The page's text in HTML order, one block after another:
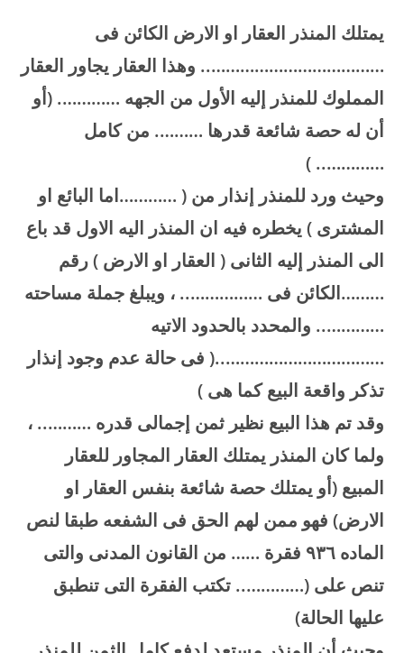
يمتلك المنذر العقار او الارض الكائن فى
……………………………….. وهذا العقار يجاور العقار
المملوك للمنذر إليه الأول من الجهه …………. (أو
أن له حصة شائعة قدرها ………. من كامل
………….. )
وحيث ورد للمنذر إنذار من ( …………اما البائع او
المشترى ) يخطره فيه ان المنذر اليه الاول قد باع
الى المنذر إليه الثانى ( العقار او الارض ) رقم
………الكائن فى …………….. ، ويبلغ جملة مساحته
………….. والمحدد بالحدود الاتيه
……………………………..( فى حالة عدم وجود إنذار
تذكر واقعة البيع كما هى )
وقد تم هذا البيع نظير ثمن إجمالى قدره ……….. ،
ولما كان المنذر يمتلك العقار المجاور للعقار
المبيع (أو يمتلك حصة شائعة بنفس العقار او
الارض) فهو ممن لهم الحق فى الشفعه طبقا لنص
الماده ۹۳ ٦ فقرة …… من القانون المدنى والتى
تنص على (………….. تكتب الفقرة التى تنطبق
عليها الحالة)